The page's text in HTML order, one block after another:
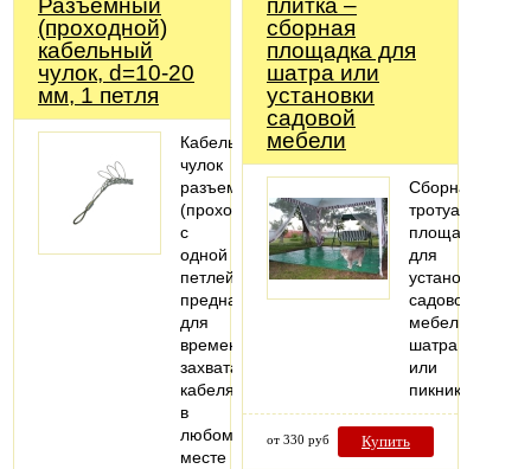
Разъемный
(проходной)
кабельный
чулок, d=10-20
мм, 1 петля
Кабельный
чулок
разъемный
(проходной)
с
одной
петлей
предназначен
для
временного
захвата
кабеля
в
любом
месте
плитка –
сборная
площадка для
шатра или
установки
садовой
мебели
Сборная
тротуарная
площадка
для
установки
садовой
мебели,
шатра
или
пикника.
от 330 руб Купить